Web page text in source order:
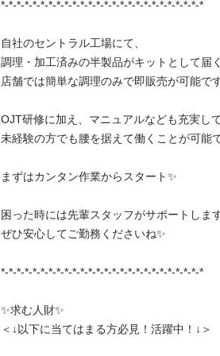
*-*-*-*-*-*-*-*-*-*-*-*-*-*-*-*-*-*-*-*-*-*-*-*-*-*
自社のセントラル工場にて、
調理・加工済みの半製品がキットとして届
店舗では簡単な調理のみで即販売が可能で
OJT研修に加え、マニュアルなども充実して
未経験の方でも腰を据えて働くことが可能
まずはカンタン作業からスタート✨
困った時には先輩スタッフがサポートしま
ぜひ安心してご勤務くださいね✨
*-*-*-*-*-*-*-*-*-*-*-*-*-*-*-*-*-*-*-*-*-*-*-*-*-*
✨求む人財✨
＜↓以下に当てはまる方必見！活躍中！↓＞